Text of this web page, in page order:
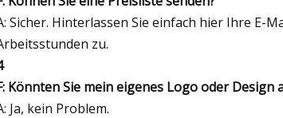
Sicher. Hinterlassen Sie einfach hier Ihre E-
zu.
Könnten Sie mein eigenes Logo oder Design
Ja, kein Problem.